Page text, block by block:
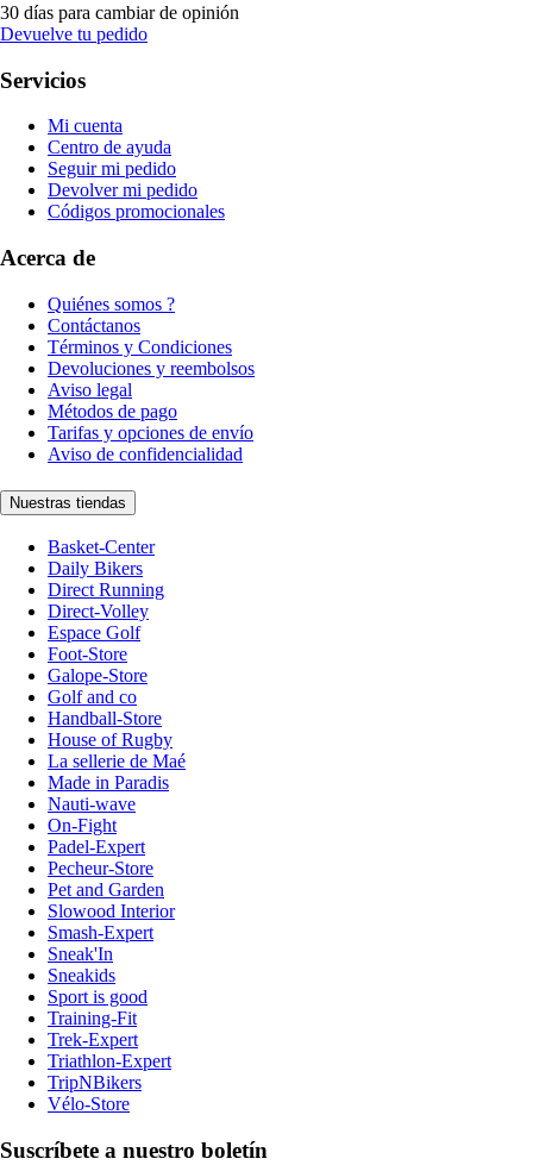
30 días para cambiar de opinión
Devuelve tu pedido
Servicios
Mi cuenta
Centro de ayuda
Seguir mi pedido
Devolver mi pedido
Códigos promocionales
Acerca de
Quiénes somos ?
Contáctanos
Términos y Condiciones
Devoluciones y reembolsos
Aviso legal
Métodos de pago
Tarifas y opciones de envío
Aviso de confidencialidad
Nuestras tiendas
Basket-Center
Daily Bikers
Direct Running
Direct-Volley
Espace Golf
Foot-Store
Galope-Store
Golf and co
Handball-Store
House of Rugby
La sellerie de Maé
Made in Paradis
Nauti-wave
On-Fight
Padel-Expert
Pecheur-Store
Pet and Garden
Slowood Interior
Smash-Expert
Sneak'In
Sneakids
Sport is good
Training-Fit
Trek-Expert
Triathlon-Expert
TripNBikers
Vélo-Store
Suscríbete a nuestro boletín